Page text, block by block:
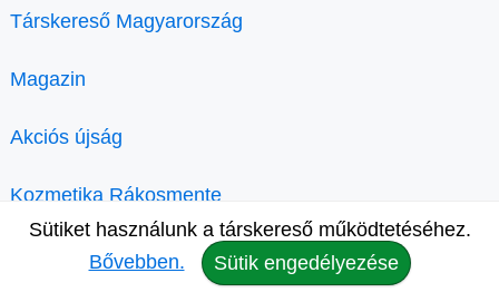
Társkereső Magyarország
Magazin
Akciós újság
Kozmetika Rákosmente
Sütiket használunk a társkereső működtetéséhez.
Bővebben.
Sütik engedélyezése